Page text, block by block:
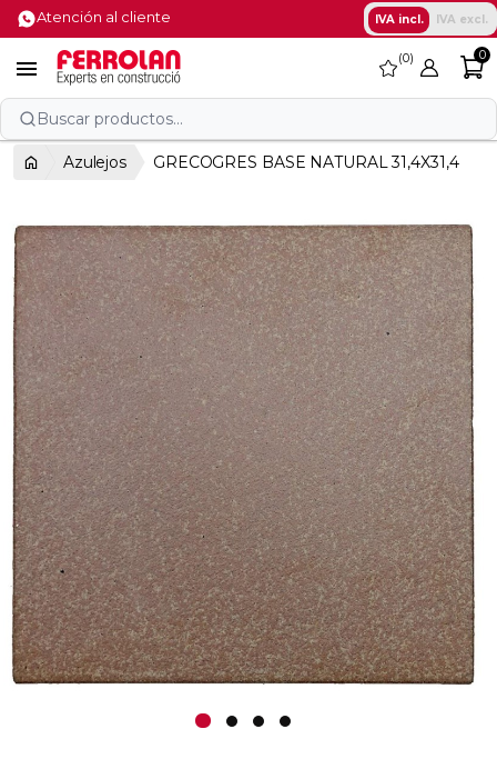
Atención al cliente IVA incl. IVA excl.
 favorite
0 0
Buscar productos...
Azulejos GRECOGRES BASE NATURAL 31,4X31,4